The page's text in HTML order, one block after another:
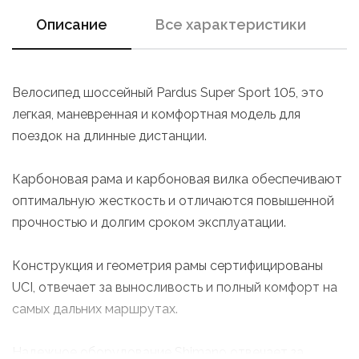
Описание Все характеристики
Велосипед шоссейный Pardus Super Sport 105, это
легкая, маневренная и комфортная модель для
поездок на длинные дистанции.
Карбоновая рама и карбоновая вилка обеспечивают
оптимальную жесткость и отличаются повышенной
прочностью и долгим сроком эксплуатации.
Конструкция и геометрия рамы сертифицированы
UCI, отвечает за выносливость и полный комфорт на
самых дальних маршрутах.